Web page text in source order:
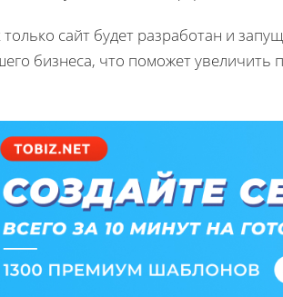
только сайт будет разработан и
бизнеса, что поможет увеличить